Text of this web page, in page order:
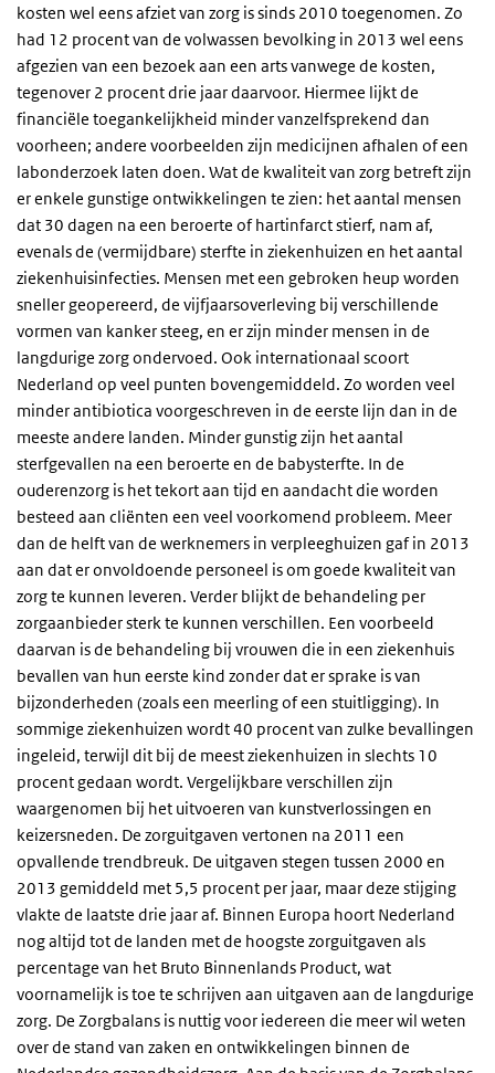
kosten wel eens afziet van zorg is sinds 2010 toegenomen. Zo
had 12 procent van de volwassen bevolking in 2013 wel eens
afgezien van een bezoek aan een arts vanwege de kosten,
tegenover 2 procent drie jaar daarvoor. Hiermee lijkt de
financiële toegankelijkheid minder vanzelfsprekend dan
voorheen; andere voorbeelden zijn medicijnen afhalen of een
labonderzoek laten doen. Wat de kwaliteit van zorg betreft zijn
er enkele gunstige ontwikkelingen te zien: het aantal mensen
dat 30 dagen na een beroerte of hartinfarct stierf, nam af,
evenals de (vermijdbare) sterfte in ziekenhuizen en het aantal
ziekenhuisinfecties. Mensen met een gebroken heup worden
sneller geopereerd, de vijfjaarsoverleving bij verschillende
vormen van kanker steeg, en er zijn minder mensen in de
langdurige zorg ondervoed. Ook internationaal scoort
Nederland op veel punten bovengemiddeld. Zo worden veel
minder antibiotica voorgeschreven in de eerste lijn dan in de
meeste andere landen. Minder gunstig zijn het aantal
sterfgevallen na een beroerte en de babysterfte. In de
ouderenzorg is het tekort aan tijd en aandacht die worden
besteed aan cliënten een veel voorkomend probleem. Meer
dan de helft van de werknemers in verpleeghuizen gaf in 2013
aan dat er onvoldoende personeel is om goede kwaliteit van
zorg te kunnen leveren. Verder blijkt de behandeling per
zorgaanbieder sterk te kunnen verschillen. Een voorbeeld
daarvan is de behandeling bij vrouwen die in een ziekenhuis
bevallen van hun eerste kind zonder dat er sprake is van
bijzonderheden (zoals een meerling of een stuitligging). In
sommige ziekenhuizen wordt 40 procent van zulke bevallingen
ingeleid, terwijl dit bij de meest ziekenhuizen in slechts 10
procent gedaan wordt. Vergelijkbare verschillen zijn
waargenomen bij het uitvoeren van kunstverlossingen en
keizersneden. De zorguitgaven vertonen na 2011 een
opvallende trendbreuk. De uitgaven stegen tussen 2000 en
2013 gemiddeld met 5,5 procent per jaar, maar deze stijging
vlakte de laatste drie jaar af. Binnen Europa hoort Nederland
nog altijd tot de landen met de hoogste zorguitgaven als
percentage van het Bruto Binnenlands Product, wat
voornamelijk is toe te schrijven aan uitgaven aan de langdurige
zorg. De Zorgbalans is nuttig voor iedereen die meer wil weten
over de stand van zaken en ontwikkelingen binnen de